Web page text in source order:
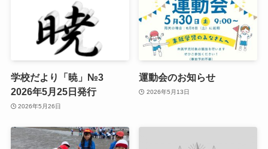
学校だより「暁」№3
2026年5月25日発行
2026年5月26日
運動会のお知らせ
2026年5月13日